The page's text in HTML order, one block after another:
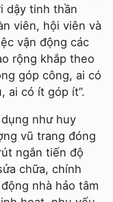
dậy tinh thần
viên, hội viên và
vận động các
rộng khắp theo
góp công, ai có
ai có ít góp ít”.
như huy
vũ trang đóng
ngắn tiến độ
chữa, chính
nhà hảo tâm